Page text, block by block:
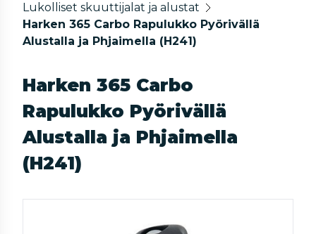
Lukolliset skuuttijalat ja alustat
Harken 365 Carbo Rapulukko Pyörivällä
Alustalla ja Phjaimella (H241)
Harken 365 Carbo
Rapulukko Pyörivällä
Alustalla ja Phjaimella
(H241)